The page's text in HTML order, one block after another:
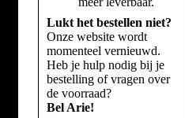
Lukt het bestellen niet?
Onze website wordt
momenteel vernieuwd.
Heb je hulp nodig bij je
bestelling of vragen over
de voorraad?
Bel Arie!